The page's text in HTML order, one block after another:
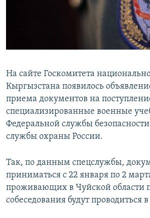
На сайте Госкомитета
Кыргызстана появилось
приема документов на
специализированные военные
Федеральной службы
службы охраны России.
Так, по данным спецслужбы,
приниматься с 22 января по 2
проживающих в Чуйской области
собеседования будут проводиться